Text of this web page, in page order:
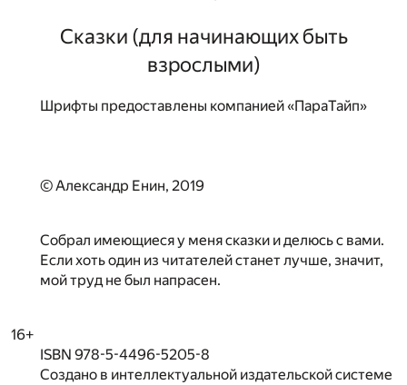
Сказки (для начинающих быть
взрослыми)
Шрифты предоставлены компанией «ПараТайп»
© Александр Енин, 2019
Собрал имеющиеся у меня сказки и делюсь с вами.
Если хоть один из читателей станет лучше, значит,
мой труд не был напрасен.
16+
ISBN 978-5-4496-5205-8
Создано в интеллектуальной издательской системе